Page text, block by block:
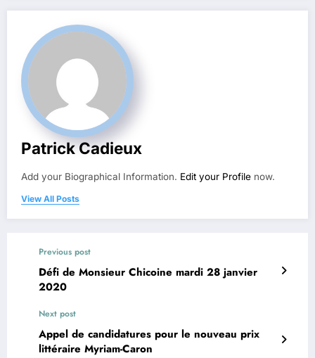
Patrick Cadieux
Add your Biographical Information. Edit your Profile now.
View All Posts
Previous post
Défi de Monsieur Chicoine mardi 28 janvier
2020
Next post
Appel de candidatures pour le nouveau prix
littéraire Myriam-Caron